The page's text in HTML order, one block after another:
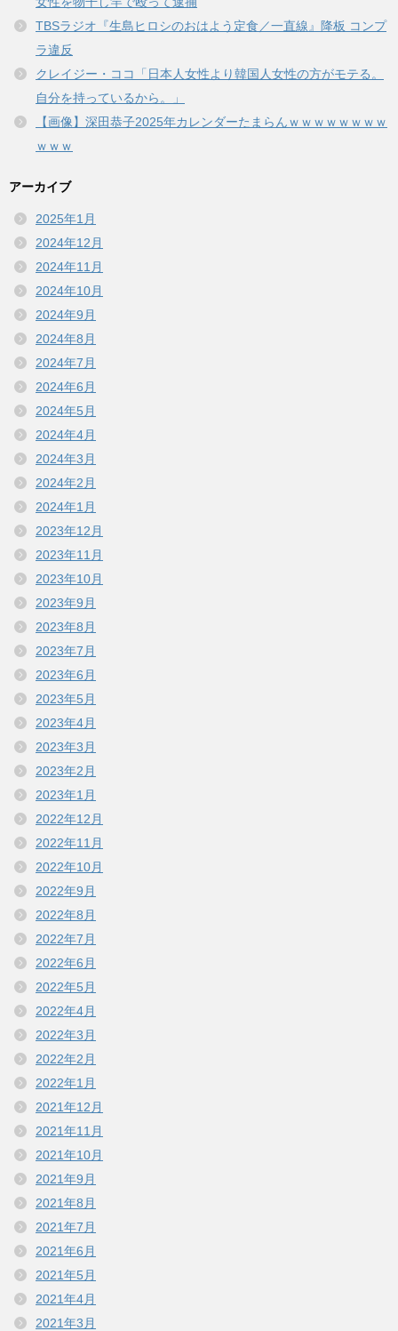
TBSラジオ『生島ヒロシのおはよう定食／一直線』降板 コンプ
ラ違反
クレイジー・ココ「日本人女性より韓国人女性の方がモテる。
自分を持っているから。」
【画像】深田恭子2025年カレンダーたまらんｗｗｗｗｗｗｗｗ
ｗｗｗ
アーカイブ
2025年1月
2024年12月
2024年11月
2024年10月
2024年9月
2024年8月
2024年7月
2024年6月
2024年5月
2024年4月
2024年3月
2024年2月
2024年1月
2023年12月
2023年11月
2023年10月
2023年9月
2023年8月
2023年7月
2023年6月
2023年5月
2023年4月
2023年3月
2023年2月
2023年1月
2022年12月
2022年11月
2022年10月
2022年9月
2022年8月
2022年7月
2022年6月
2022年5月
2022年4月
2022年3月
2022年2月
2022年1月
2021年12月
2021年11月
2021年10月
2021年9月
2021年8月
2021年7月
2021年6月
2021年5月
2021年4月
2021年3月